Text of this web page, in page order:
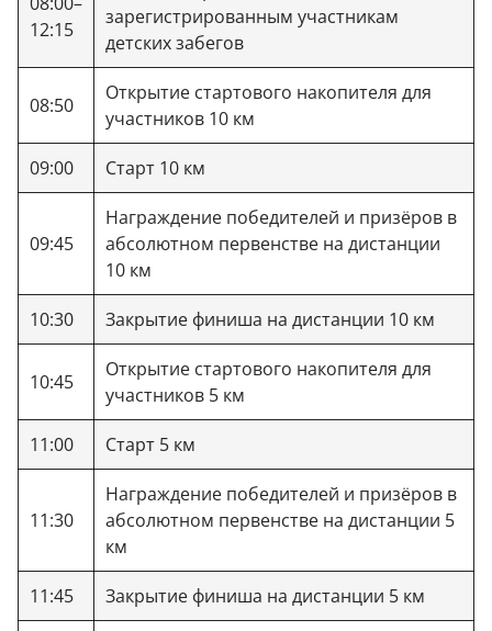
12:15
зарегистрированным участникам
детских забегов
08:50
Открытие стартового накопителя для
участников 10 км
09:00 Старт 10 км
09:45
Награждение победителей и призёров в
абсолютном первенстве на дистанции
10 км
10:30 Закрытие финиша на дистанции 10 км
10:45
Открытие стартового накопителя для
участников 5 км
11:00 Старт 5 км
11:30
Награждение победителей и призёров в
абсолютном первенстве на дистанции 5
км
11:45 Закрытие финиша на дистанции 5 км